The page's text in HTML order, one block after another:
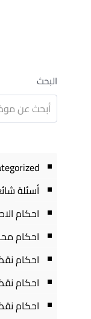
البحث
أسئلة
احكام
احكام
احكام
احكام
احكام